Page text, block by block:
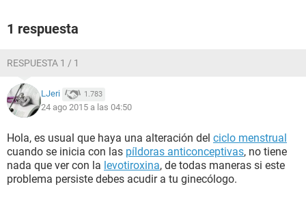
1 respuesta
RESPUESTA 1 / 1
LJeri 1.783
24 ago 2015 a las 04:50
Hola, es usual que haya una alteración del ciclo menstrual
cuando se inicia con las píldoras anticonceptivas, no tiene
nada que ver con la levotiroxina, de todas maneras si este
problema persiste debes acudir a tu ginecólogo.